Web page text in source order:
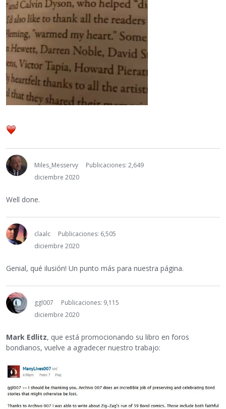
Miles_Messervy
Publicaciones: 2,649
diciembre 2020
Well done.
claalc
Publicaciones: 6,505
diciembre 2020
Genial, qué ilusión! Un punto más para nuestra página.
ggl007
Publicaciones: 9,115
diciembre 2020
Mark Edlitz, que está promocionando su libro en foros
bondianos, vuelve a agradecer nuestro trabajo: